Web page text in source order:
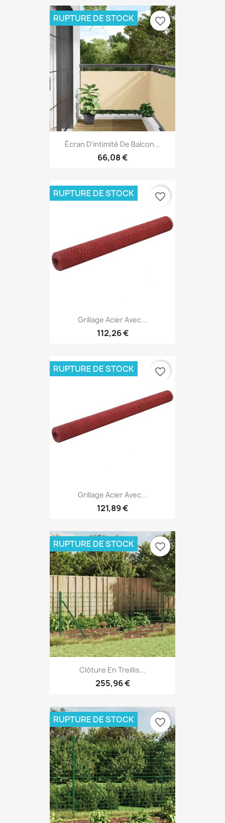
Écran D'intimité De Balcon...
66,08 €
RUPTURE DE STOCK favorite_border
Grillage Acier Avec...
112,26 €
RUPTURE DE STOCK favorite_border
Grillage Acier Avec...
121,89 €
RUPTURE DE STOCK favorite_border
Clôture En Treillis...
255,96 €
RUPTURE DE STOCK favorite_border
RUPTURE DE STOCK favorite_border